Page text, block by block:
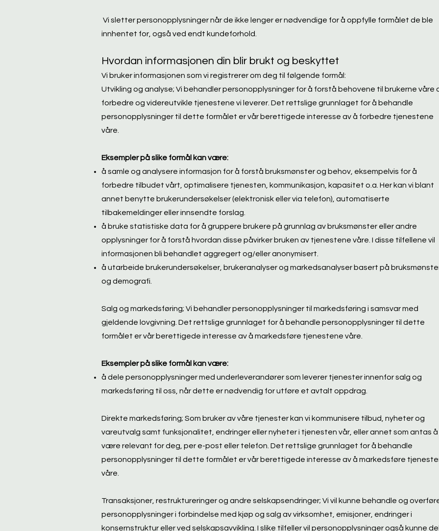
Vi sletter personopplysninger når de ikke lenger er nødvendige for å oppfylle formålet de ble
innhentet for, også ved endt kundeforhold.
Hvordan informasjonen din blir brukt og beskyttet
Vi bruker informasjonen som vi registrerer om deg til følgende formål:
Utvikling og analyse; Vi behandler personopplysninger for å forstå behovene til brukerne våre
forbedre og videreutvikle tjenestene vi leverer. Det rettslige grunnlaget for å behandle
personopplysninger til dette formålet er vår berettigede interesse av å forbedre tjenestene
våre.
Eksempler på slike formål kan være:
å samle og analysere informasjon for å forstå bruksmønster og behov, eksempelvis for å
forbedre tilbudet vårt, optimalisere tjenesten, kommunikasjon, kapasitet o.a. Her kan vi blant
annet benytte brukerundersøkelser (elektronisk eller via telefon), automatiserte
tilbakemeldinger eller innsendte forslag.
å bruke statistiske data for å gruppere brukere på grunnlag av bruksmønster eller andre
opplysninger for å forstå hvordan disse påvirker bruken av tjenestene våre. I disse tilfellene vil
informasjonen bli behandlet aggregert og/eller anonymisert.
å utarbeide brukerundersøkelser, brukeranalyser og markedsanalyser basert på
og demografi.
Salg og markedsføring; Vi behandler personopplysninger til markedsføring i samsvar med
gjeldende lovgivning. Det rettslige grunnlaget for å behandle personopplysninger til dette
formålet er vår berettigede interesse av å markedsføre tjenestene våre.
Eksempler på slike formål kan være:
å dele personopplysninger med underleverandører som leverer tjenester innenfor salg og
markedsføring til oss, når dette er nødvendig for utføre et avtalt oppdrag.
Direkte markedsføring; Som bruker av våre tjenester kan vi kommunisere tilbud, nyheter og
vareutvalg samt funksjonalitet, endringer eller nyheter i tjenesten vår, eller annet som antas å
være relevant for deg, per e-post eller telefon. Det rettslige grunnlaget for å behandle
personopplysninger til dette formålet er vår berettigede interesse av å markedsføre
våre.
Transaksjoner, restruktureringer og andre selskapsendringer; Vi vil kunne behandle og
personopplysninger i forbindelse med kjøp og salg av virksomhet, emisjoner, endringer i
konsernstruktur eller ved selskapsavvikling. I slike tilfeller vil personopplysninger også kunne